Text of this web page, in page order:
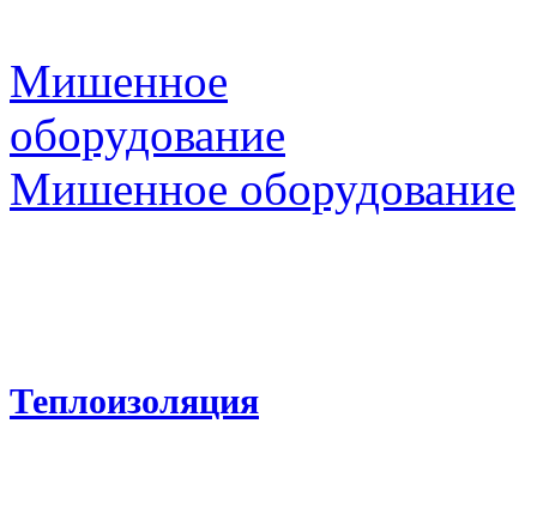
Мишенное
оборудование
Мишенное оборудование
Теплоизоляция